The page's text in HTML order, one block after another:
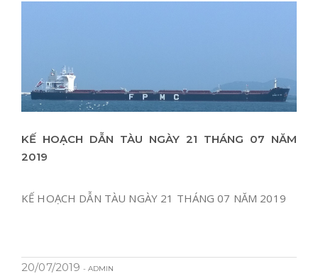
KẾ HOẠCH DẪN TÀU NGÀY 21 THÁNG 07 NĂM
2019
KẾ HOẠCH DẪN TÀU NGÀY 21 THÁNG 07 NĂM 2019
20/07/2019 - ADMIN